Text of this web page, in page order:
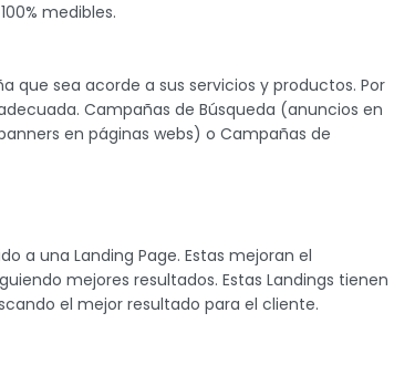
medibles.
que sea acorde a sus servicios y productos. Por
Campañas de Búsqueda (anuncios en
en páginas webs) o Campañas de
a una Landing Page. Estas mejoran el
mejores resultados. Estas Landings tienen
el mejor resultado para el cliente.